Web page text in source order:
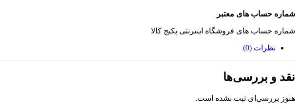
شماره حساب های معتبر
شماره حساب های فروشگاه اینترنتی پکیج کالا
نظرات (0)
نقد و بررسی‌ها
هنوز بررسی‌ای ثبت نشده است.